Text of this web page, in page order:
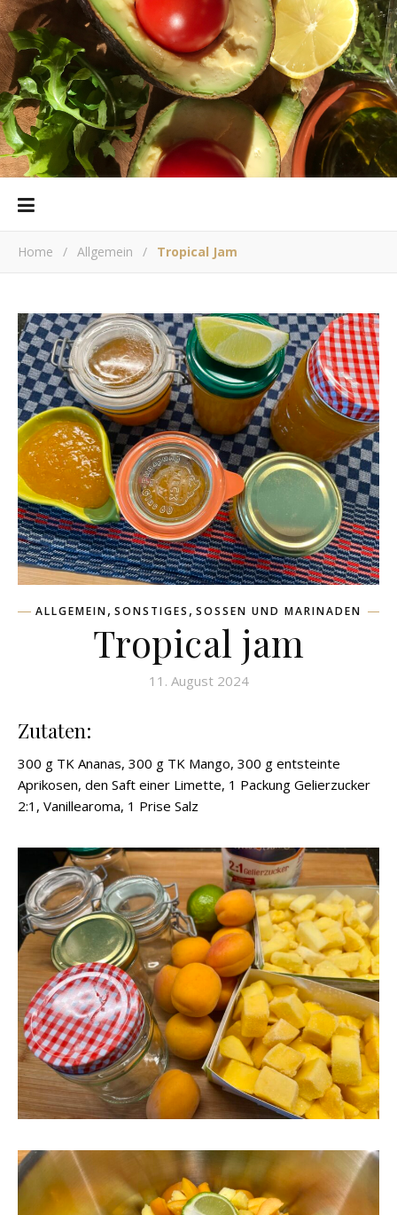
Home / Allgemein / Tropical Jam
ALLGEMEIN, SONSTIGES , SOSSEN UND MARINADEN
Tropical jam
11. August 2024
Zutaten:
300 g TK Ananas, 300 g TK Mango, 300 g entsteinte
Aprikosen, den Saft einer Limette, 1 Packung Gelierzucker
2:1, Vanillearoma, 1 Prise Salz